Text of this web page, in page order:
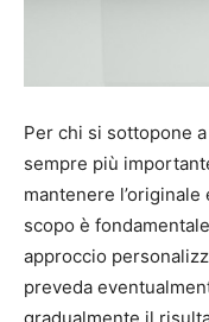
Per chi si sottopone
sempre più
mantenere
scopo è
approccio
preveda